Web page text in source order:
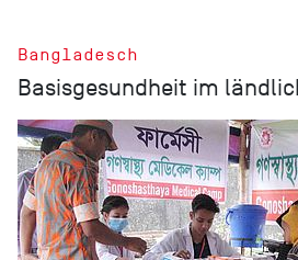
Bangladesch
Basisgesundheit im